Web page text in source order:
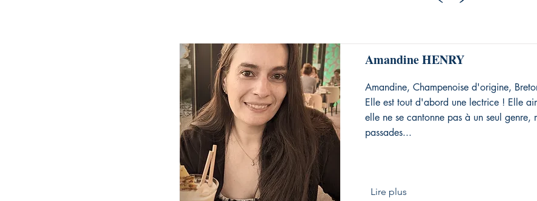
Amandine HENRY
Amandine, Champenoise d'origine,
Elle est tout d'abord une lectrice ! Elle
elle ne se cantonne pas à un seul genre,
passades...
Lire plus